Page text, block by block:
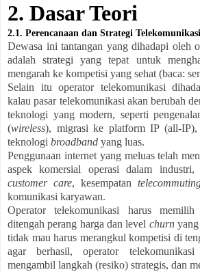
2. Dasar Teori
2.1. Perencanaan dan Strategi Telekomunikasi
Dewasa ini tantangan yang dihadapi oleh
adalah strategi yang tepat untuk
mengarah ke kompetisi yang sehat (baca:
Selain itu operator telekomunikasi
kalau pasar telekomunikasi akan berubah
teknologi yang modern, seperti
(wireless), migrasi ke platform IP (all-IP),
teknologi broadband yang luas.
Penggunaan internet yang meluas telah
aspek komersial operasi dalam
customer care, kesempatan
komunikasi karyawan.
Operator telekomunikasi harus
ditengah perang harga dan level churn
tidak mau harus merangkul kompetisi di
agar berhasil, operator
mengambil langkah (resiko) strategis, dan